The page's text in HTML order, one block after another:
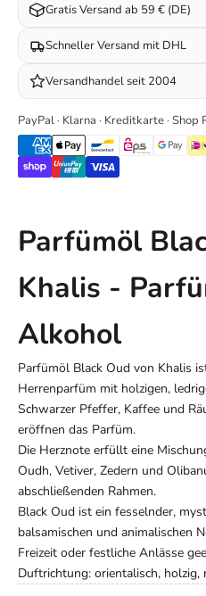
Gratis Versand ab 59 € (DE)
Schneller Versand mit DHL
Versandhandel seit 2004
PayPal · Klarna · Kreditkarte · Shop
Parfümöl
Khalis -
Alkohol
Parfümöl Black Oud von Khalis
Herrenparfüm mit holzigen,
Schwarzer Pfeffer, Kaffee und
eröffnen das Parfüm.
Die Herznote erfüllt eine
Oudh, Vetiver, Zedern und
abschließenden Rahmen.
Black Oud ist ein fesselnder,
balsamischen und animalischen
Freizeit oder festliche Anlässe
Duftrichtung: orientalisch, holzig,